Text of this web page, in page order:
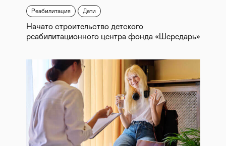
Реабилитация Дети
Начато строительство детского
реабилитационного центра фонда «Шередарь»